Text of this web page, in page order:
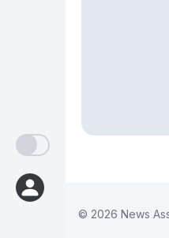
© 2026 News